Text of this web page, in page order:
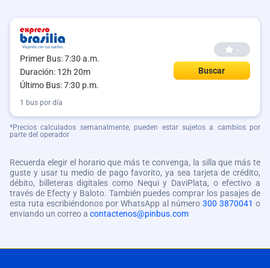
Primer Bus: 7:30 a.m.
Duración: 12h 20m
Último Bus: 7:30 p.m.
--
Buscar
1 bus por día
*Precios calculados semanalmente, pueden estar sujetos a cambios por
parte del operador
Recuerda elegir el horario que más te convenga, la silla que más te
guste y usar tu medio de pago favorito, ya sea tarjeta de crédito,
débito, billeteras digitales como Nequi y DaviPlata, o efectivo a
través de Efecty y Baloto. También puedes comprar los pasajes de
esta ruta escribiéndonos por WhatsApp al número 300 3870041 o
enviando un correo a contactenos@pinbus.com